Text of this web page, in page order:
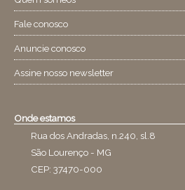
Fale conosco
Anuncie conosco
Assine nosso newsletter
Onde estamos
Rua dos Andradas, n.240, sl.8
São Lourenço - MG
CEP: 37470-000